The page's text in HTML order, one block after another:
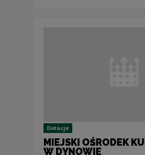
Dotacje
MIEJSKI OŚRODEK
W DYNOWIE